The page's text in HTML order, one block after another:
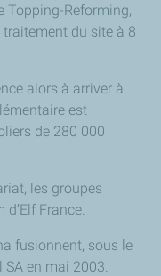
Topping-Reforming,
du site à 8
alors à arriver à
est
de 280 000
les groupes
France.
fusionnent, sous le
en mai 2003.